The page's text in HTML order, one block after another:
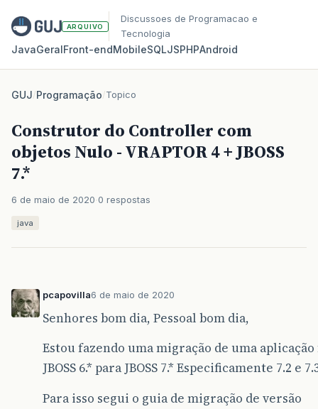
ARQUIVO
Discussoes de Programacao e
Tecnologia
JavaGeralFront‑endMobileSQLJSPHPAndroid
GUJ/Programação/Topico
Construtor do Controller com
objetos Nulo - VRAPTOR 4 + JBOSS
7.*
6 de maio de 2020 0 respostas
java
pcapovilla6 de maio de 2020
Senhores bom dia, Pessoal bom dia,
Estou fazendo uma migração de uma
JBOSS 6.* para JBOSS 7.* Especificamente 7.2 e
Para isso segui o guia de migração de versão